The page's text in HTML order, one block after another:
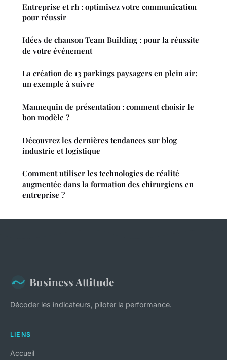
Entreprise et rh : optimisez votre communication
pour réussir
Idées de chanson Team Building : pour la réussite
de votre événement
La création de 13 parkings paysagers en plein air:
un exemple à suivre
Mannequin de présentation : comment choisir le
bon modèle ?
Découvrez les dernières tendances sur blog
industrie et logistique
Comment utiliser les technologies de réalité
augmentée dans la formation des chirurgiens en
entreprise ?
Business Attitude
Décoder les indicateurs, piloter la performance.
LIENS
Accueil